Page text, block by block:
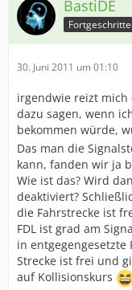
BastiDE
30. Juni 2011 um 01:10
irgendwie reizt mich
dazu sagen, wenn
bekommen würde,
Das man die
kann, fanden wir ja
Wie ist das? Wird
deaktiviert?
die Fahrstrecke ist
FDL ist grad am
in entgegengesetzte
Strecke ist frei und
auf Kollisionskurs